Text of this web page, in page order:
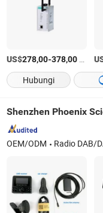
US$278,00-378,00
Hubungi
Shenzhen Phoenix
OEM/ODM Radio DAB/DAB+/Digital dengan Radio FM, Aksesori Ponsel Pintar, Speaker Soundbar, Speaker Olahraga